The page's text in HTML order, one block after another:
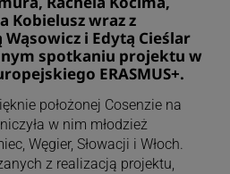
Kobielusz wraz z
i Edytą Cieślar
spotkaniu projektu w
ERASMUS+.
położonej Cosenzie na
w nim młodzież
Węgier, Słowacji i Włoch.
z realizacją projektu,